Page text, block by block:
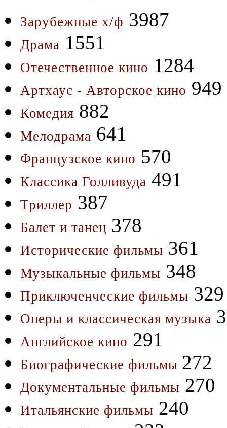
Зарубежные х/ф 3987
Драма 1551
Отечественное кино 1284
Артхаус - Авторское кино 949
Комедия 882
Мелодрама 641
Французское кино 570
Классика Голливуда 491
Триллер 387
Балет и танец 378
Исторические фильмы 361
Музыкальные фильмы 348
Приключенческие фильмы 329
Оперы и классическая музыка
Английское кино 291
Биографические фильмы 272
Документальные фильмы 270
Итальянские фильмы 240